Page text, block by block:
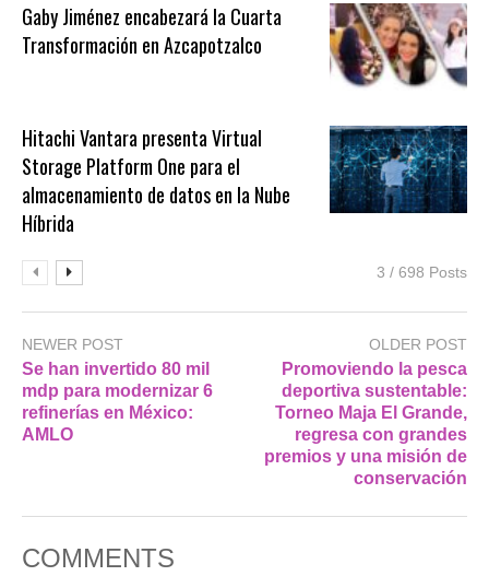
Gaby Jiménez encabezará la Cuarta
Transformación en Azcapotzalco
Hitachi Vantara presenta Virtual
Storage Platform One para el
almacenamiento de datos en la Nube
Híbrida
3 / 698 Posts
NEWER POST
Se han invertido 80 mil
mdp para modernizar 6
refinerías en México:
AMLO
OLDER POST
Promoviendo la pesca
deportiva sustentable:
Torneo Maja El Grande,
regresa con grandes
premios y una misión de
conservación
COMMENTS